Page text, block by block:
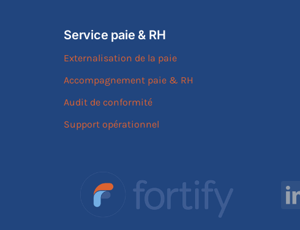
Service paie & RH
Externalisation de la paie
Accompagnement paie & RH
Audit de conformité
Support opérationnel